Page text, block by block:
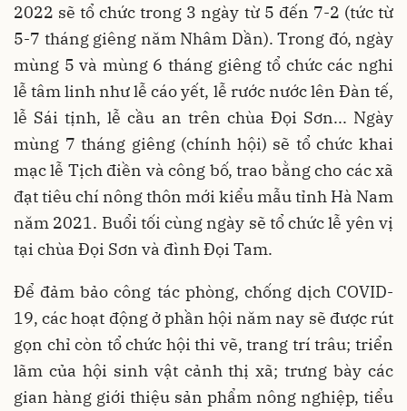
2022 sẽ tổ chức trong 3 ngày từ 5 đến 7-2 (tức từ
5-7 tháng giêng năm Nhâm Dần). Trong đó, ngày
mùng 5 và mùng 6 tháng giêng tổ chức các nghi
lễ tâm linh như lễ cáo yết, lễ rước nước lên Đàn tế,
lễ Sái tịnh, lễ cầu an trên chùa Đọi Sơn... Ngày
mùng 7 tháng giêng (chính hội) sẽ tổ chức khai
mạc lễ Tịch điền và công bố, trao bằng cho các xã
đạt tiêu chí nông thôn mới kiểu mẫu tỉnh Hà Nam
năm 2021. Buổi tối cùng ngày sẽ tổ chức lễ yên vị
tại chùa Đọi Sơn và đình Đọi Tam.
Để đảm bảo công tác phòng, chống dịch COVID-
19, các hoạt động ở phần hội năm nay sẽ được rút
gọn chỉ còn tổ chức hội thi vẽ, trang trí trâu; triển
lãm của hội sinh vật cảnh thị xã; trưng bày các
gian hàng giới thiệu sản phẩm nông nghiệp, tiểu